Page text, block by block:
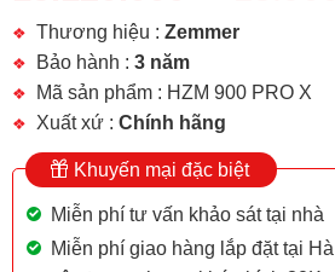
Thương hiệu : Zemmer
Bảo hành : 3 năm
Mã sản phẩm : HZM 900 PRO X
Xuất xứ : Chính hãng
Khuyến mại đặc biệt
Miễn phí tư vấn khảo sát tại nhà
Miễn phí giao hàng lắp đặt tại